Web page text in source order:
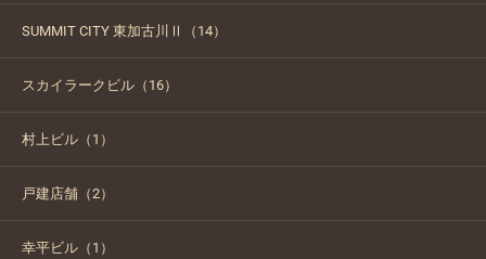
SUMMIT CITY 東加古川Ⅱ（14）
スカイラークビル（16）
村上ビル（1）
戸建店舗（2）
幸平ビル（1）